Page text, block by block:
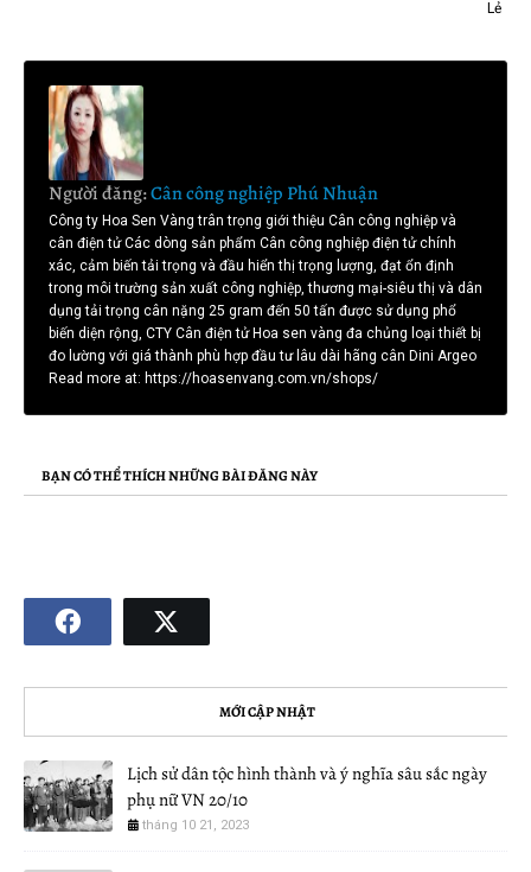
Lẻ
Người đăng:Cân công nghiệp Phú Nhuận
Công ty Hoa Sen Vàng trân trọng giới thiệu Cân công nghiệp và
cân điện tử Các dòng sản phẩm Cân công nghiệp điện tử chính
xác, cảm biến tải trọng và đầu hiển thị trọng lượng, đạt ổn định
trong môi trường sản xuất công nghiệp, thương mại-siêu thị và dân
dụng tải trọng cân nặng 25 gram đến 50 tấn được sử dụng phổ
biến diện rộng, CTY Cân điện tử Hoa sen vàng đa chủng loại thiết bị
đo lường với giá thành phù hợp đầu tư lâu dài hãng cân Dini Argeo
Read more at: https://hoasenvang.com.vn/shops/
BẠN CÓ THỂ THÍCH NHỮNG BÀI ĐĂNG NÀY
MỚI CẬP NHẬT
Lịch sử dân tộc hình thành và ý nghĩa sâu sắc ngày
phụ nữ VN 20/10
tháng 10 21, 2023